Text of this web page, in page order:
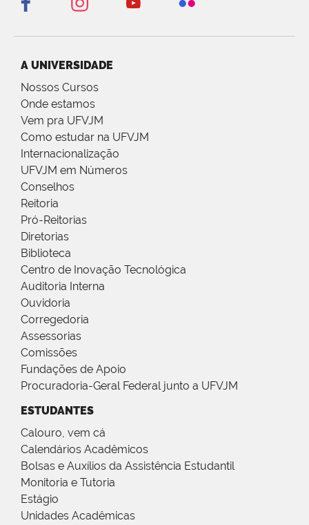
A UNIVERSIDADE
Nossos Cursos
Onde estamos
Vem pra UFVJM
Como estudar na UFVJM
Internacionalização
UFVJM em Números
Conselhos
Reitoria
Pró-Reitorias
Diretorias
Biblioteca
Centro de Inovação Tecnológica
Auditoria Interna
Ouvidoria
Corregedoria
Assessorias
Comissões
Fundações de Apoio
Procuradoria-Geral Federal junto a UFVJM
ESTUDANTES
Calouro, vem cá
Calendários Acadêmicos
Bolsas e Auxílios da Assistência Estudantil
Monitoria e Tutoria
Estágio
Unidades Acadêmicas